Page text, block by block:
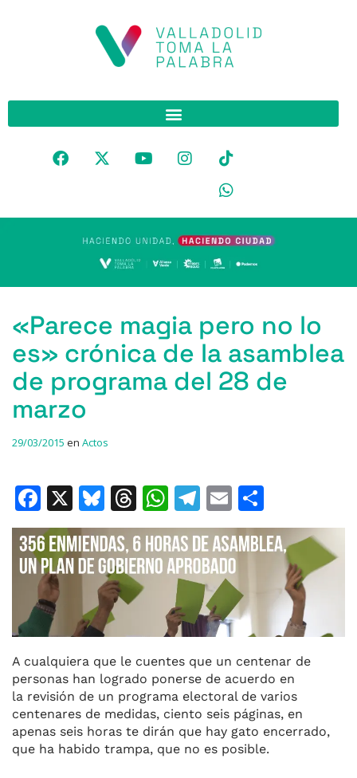
«Parece magia pero no lo
es» crónica de la asamblea
de programa del 28 de
marzo
29/03/2015 en Actos
F
a
c
e
b
o
o
k
X
Bl
u
e
s
k
y
T
h
re
a
d
W
h
at
s
A
p
p
T
el
e
gr
a
m
E
m
ai
l
o
m
ar
r
A cualquiera que le cuentes que un centenar de
personas han logrado ponerse de acuerdo en
la revisión de un programa electoral de varios
centenares de medidas, ciento seis páginas, en
apenas seis horas te dirán que hay gato encerrado,
que ha habido trampa, que no es posible.